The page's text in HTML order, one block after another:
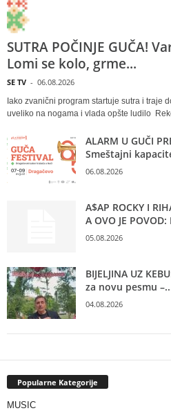
SUTRA POČINJE GUČA!
Lomi se kolo, grme...
SE TV - 06.08.2026
Iako zvanični program startuje sutra i traje
uveliko na nogama i vlada opšte ludilo
ALARM U GUČI
Smeštajni
06.08.2026
A$AP ROCKY I
A OVO JE
05.08.2026
BIJELJINA UZ
za novu pesmu
04.08.2026
Popularne Kategorije
MUSIC